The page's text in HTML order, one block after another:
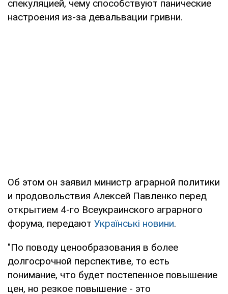
спекуляцией, чему способствуют панические
настроения из-за девальвации гривни.
Об этом он заявил министр аграрной политики
и продовольствия Алексей Павленко перед
открытием 4-го Всеукраинского аграрного
форума, передают Українські новини.
"По поводу ценообразования в более
долгосрочной перспективе, то есть
понимание, что будет постепенное повышение
цен, но резкое повышение - это